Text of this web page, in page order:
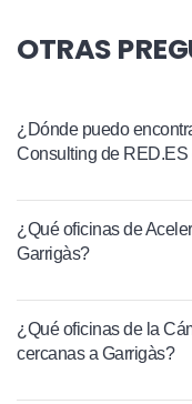
OTRAS
¿Dónde puedo
Consulting de RED.ES
¿Qué oficinas de
Garrigàs?
¿Qué oficinas de la
cercanas a Garrigàs?